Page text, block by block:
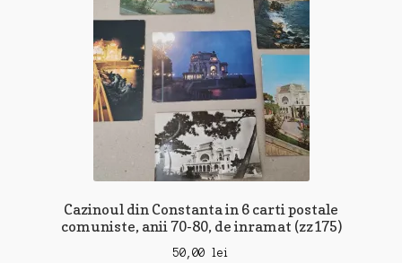
Cazinoul din Constanta in 6 carti postale
comuniste, anii 70-80, de inramat (zz175)
50,00 lei